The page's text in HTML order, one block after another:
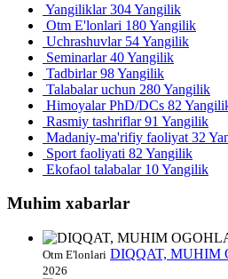
Yangiliklar304 Yangilik
Otm E'lonlari 180 Yangilik
Uchrashuvlar 54 Yangilik
Seminarlar40 Yangilik
Tadbirlar98 Yangilik
Talabalar uchun 280 Yangilik
Himoyalar PhD/DCs 82
Rasmiy tashriflar91 Yangilik
Madaniy-ma'rifiy faoliyat 32
Sport faoliyati 82 Yangilik
Ekofaol talabalar 10 Yangilik
Muhim xabarlar
Otm E'lonlari DIQQAT, MUHIM
2026